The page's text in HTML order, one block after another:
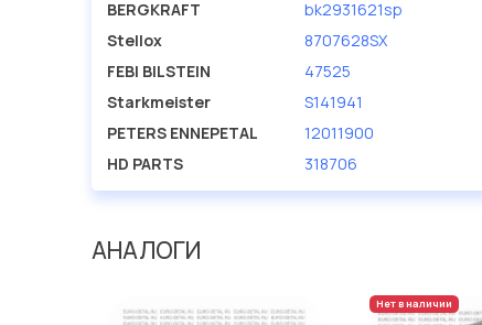
BERGKRAFT
bk2931621sp
Stellox
8707628SX
FEBI BILSTEIN
47525
Starkmeister
S141941
PETERS ENNEPETAL
12011900
HD PARTS
318706
АНАЛОГИ
Нет в наличии